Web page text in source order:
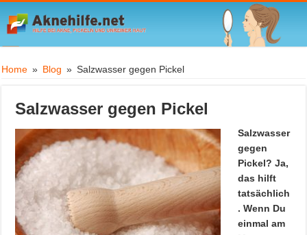
Home » Blog » Salzwasser gegen Pickel
Salzwasser gegen Pickel
Salzwasser
gegen
Pickel? Ja,
das hilft
tatsächlich
. Wenn Du
einmal am